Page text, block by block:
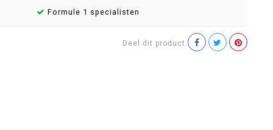
Formule 1 specialisten
Deel dit product